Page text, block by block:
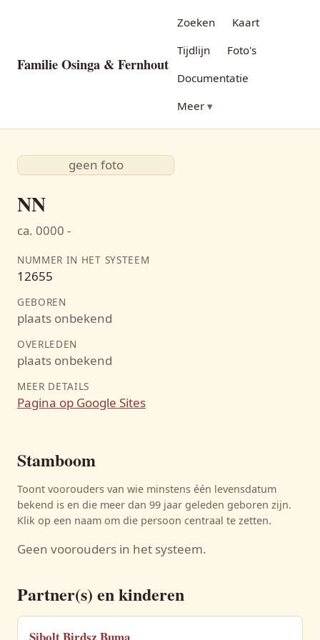
Familie Osinga & Fernhout
Zoeken
Kaart
Tijdlijn
Foto's
Documentatie
Meer
geen foto
NN
ca. 0000 -
NUMMER IN HET SYSTEEM
12655
GEBOREN
plaats onbekend
OVERLEDEN
plaats onbekend
MEER DETAILS
Pagina op Google Sites
Stamboom
Toont voorouders van wie minstens één levensdatum
bekend is en die meer dan 99 jaar geleden geboren zijn.
Klik op een naam om die persoon centraal te zetten.
Geen voorouders in het systeem.
Partner(s) en kinderen